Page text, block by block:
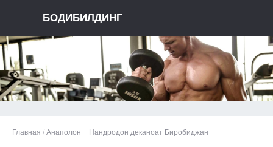
БОДИБИЛДИНГ
Главная / Анаполон + Нандродон деканоат Биробиджан